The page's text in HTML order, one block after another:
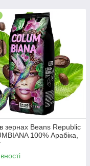
зернах Beans Republic
100% Арабіка,